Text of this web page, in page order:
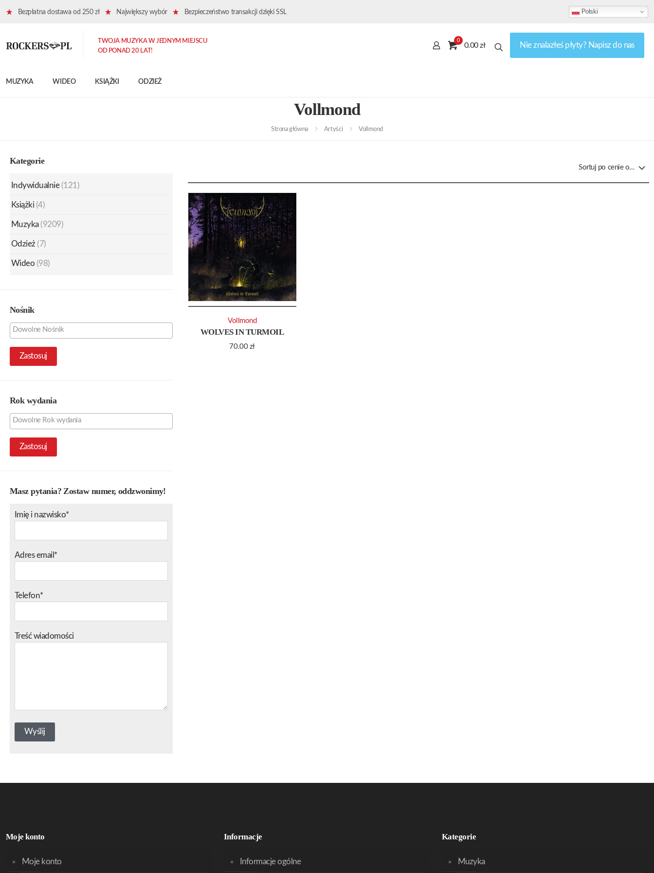
Bezpłatna dostawa od 250 zł Największy wybór Bezpieczeństwo transakcji dzięki SSL Polski
MUZYKA WIDEO KSIĄŻKI ODZIEŻ
TWOJA MUZYKA W JEDNYM MIEJSCU
OD PONAD 20 LAT!
0
0.00 zł Nie znalazłeś płyty? Napisz do nas
Vollmond
Strona główna Artyści Vollmond
WOLVES IN TURMOIL
70.00 zł
Vollmond
Kategorie
Indywidualnie (121)
Książki (4)
Muzyka (9209)
Odzież (7)
Wideo (98)
Nośnik
Zastosuj
Rok wydania
Zastosuj
Masz pytania? Zostaw numer, oddzwonimy!
Imię i nazwisko*
Adres email*
Telefon*
Treść wiadomości
Moje konto
Moje konto
Informacje
Informacje ogólne
Kategorie
Muzyka